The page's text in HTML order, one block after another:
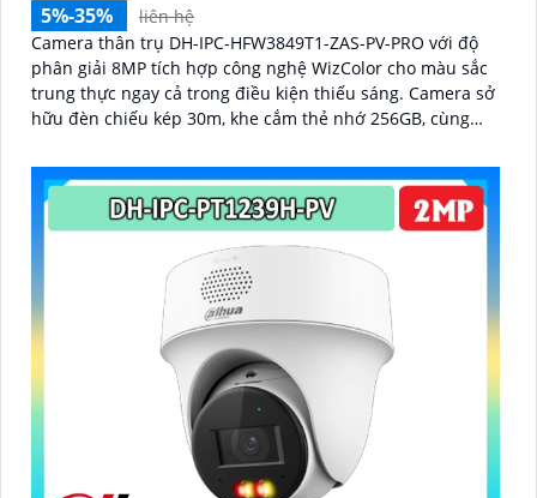
5%-35%
liên hệ
Camera thân trụ DH-IPC-HFW3849T1-ZAS-PV-PRO với độ
phân giải 8MP tích hợp công nghệ WizColor cho màu sắc
trung thực ngay cả trong điều kiện thiếu sáng. Camera sở
hữu đèn chiếu kép 30m, khe cắm thẻ nhớ 256GB, cùng
giúp giám sát hiệu quả và phản ứng kịp thời